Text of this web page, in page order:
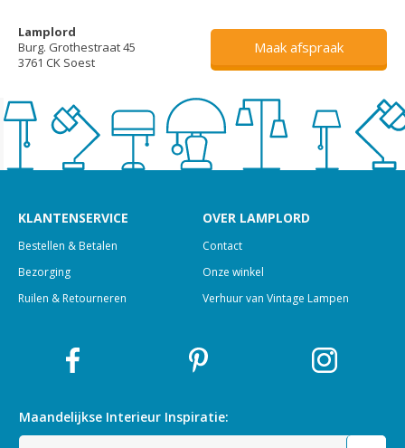
Lamplord
Burg. Grothestraat 45
3761 CK Soest
Maak afspraak
KLANTENSERVICE
Bestellen & Betalen
Bezorging
Ruilen & Retourneren
OVER LAMPLORD
Contact
Onze winkel
Verhuur van Vintage Lampen
Maandelijkse Interieur Inspiratie: